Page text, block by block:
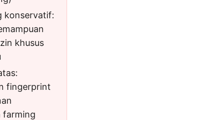
konservatif:
khusus
fingerprint
farming